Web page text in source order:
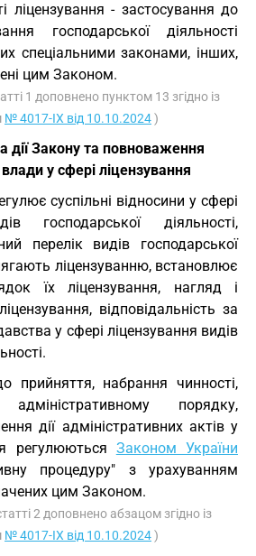
ліцензування - застосування до
господарської діяльності
спеціальними законами, інших,
цим Законом.
1 доповнено пунктом 13 згідно із
№ 4017-IX від 10.10.2024)
дії Закону та повноваження
у сфері ліцензування
суспільні відносини у сфері
господарської діяльності,
перелік видів господарської
ліцензуванню, встановлює
їх ліцензування, нагляд і
відповідальність за
у сфері ліцензування видів
прийняття, набрання чинності,
порядку,
дії адміністративних актів у
регулюються Законом України
процедуру" з урахуванням
цим Законом.
2 доповнено абзацом згідно із
№ 4017-IX від 10.10.2024)